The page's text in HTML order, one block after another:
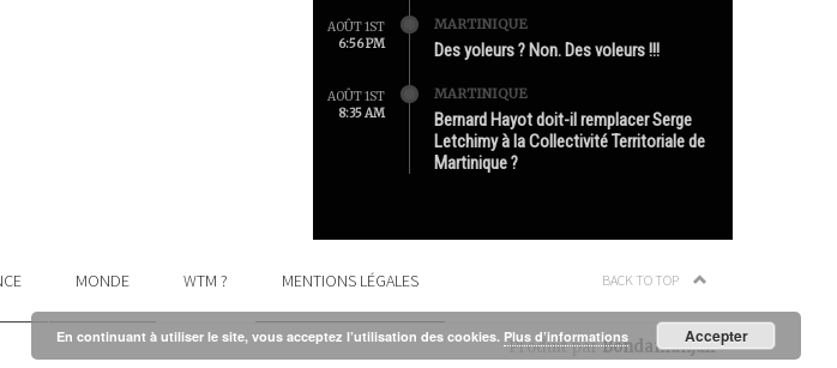
AOÛT 1ST
6:56 PM
MARTINIQUE
Des yoleurs ? Non. Des voleurs !!!
AOÛT 1ST
8:35 AM
MARTINIQUE
Bernard Hayot doit-il remplacer Serge
Letchimy à la Collectivité Territoriale de
Martinique ?
MONDE WTM ? MENTIONS LÉGALES BACK TO TOP
Produit parBondamanjak
En continuant à utiliser le site, vous acceptez l’utilisation des cookies. Plus d’informations Accepter